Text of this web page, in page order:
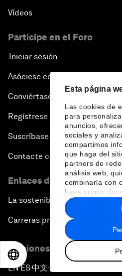
Esta página
Las cookies de
para
anuncios,
sociales y
compartimos
que haga del
partners de
análisis web,
combinarla con
haya
recopilado a
hecho de sus
Vídeos
Participe en el Foro
Iniciar sesión
Asóciese con nosotros
Conviértase en miembro
Regístrese para recibir
Suscríbase a nuestros
Contacte con nosotros
Enlaces directos
La sostenibilidad en el Foro
Carreras profesionales
Ediciones en otros
EN▪ES▪中文▪